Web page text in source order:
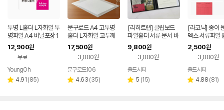
투명 L홀더 L자화일 투
명파일 A4 비닐포장 1
00매
12,900원
무료
YoungOh
별 4.91 리
(85)
문구로드 A4 고투명
홀더 L자화일 고두께
0.33T 50매
17,500원
3,000원
문구로드106
별 4.63 리
(35)
[리히트랩] 클립보드
파일홀더 서류 문서 바
인더 A5
9,800원
3,000원
올드시티
별 5 리
(15)
[라코닉] 종이
덱스 서류파일
5
2,500원
3,000원
올드시티
별 4.88 리
(81)